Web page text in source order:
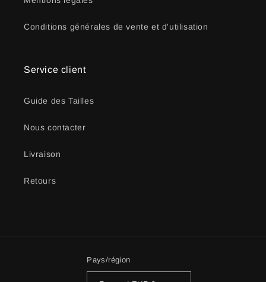
Conditions générales de vente et d'utilisation
Service client
Guide des Tailles
Nous contacter
Livraison
Retours
Pays/région